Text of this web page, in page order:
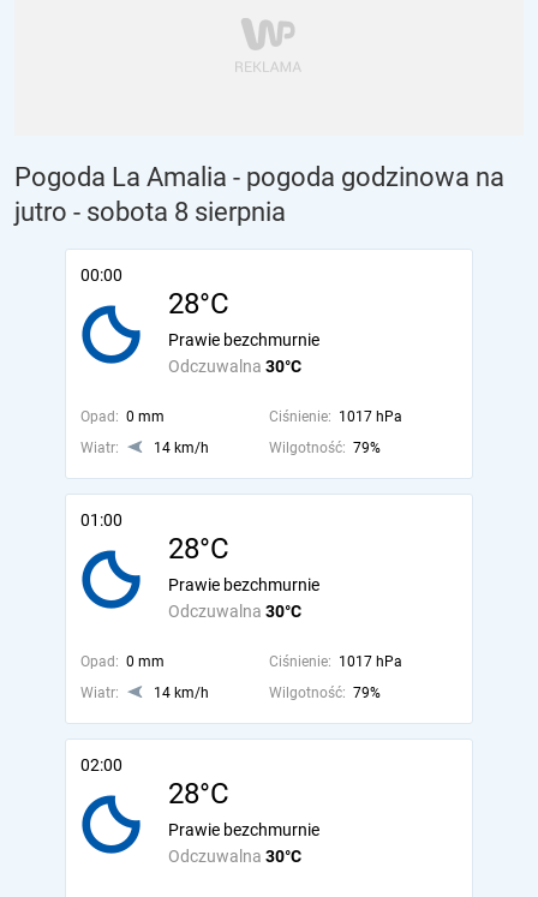
Pogoda La Amalia - pogoda godzinowa na
jutro - sobota 8 sierpnia
00:00
28°C
Odczuwalna 30°C
Prawie bezchmurnie
Opad: 0 mm Ciśnienie: 1017 hPa
Wiatr:
14 km/h Wilgotność: 79%
01:00
28°C
Odczuwalna 30°C
Prawie bezchmurnie
Opad: 0 mm Ciśnienie: 1017 hPa
Wiatr:
14 km/h Wilgotność: 79%
02:00
28°C
Odczuwalna 30°C
Prawie bezchmurnie